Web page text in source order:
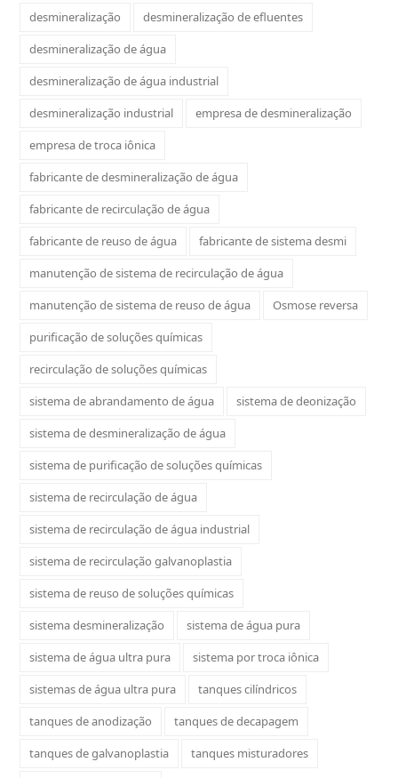
desmineralização
desmineralização de efluentes
desmineralização de água
desmineralização de água industrial
desmineralização industrial
empresa de desmineralização
empresa de troca iônica
fabricante de desmineralização de água
fabricante de recirculação de água
fabricante de reuso de água
fabricante de sistema desmi
manutenção de sistema de recirculação de água
manutenção de sistema de reuso de água
Osmose reversa
purificação de soluções químicas
recirculação de soluções químicas
sistema de abrandamento de água
sistema de deonização
sistema de desmineralização de água
sistema de purificação de soluções químicas
sistema de recirculação de água
sistema de recirculação de água industrial
sistema de recirculação galvanoplastia
sistema de reuso de soluções químicas
sistema desmineralização
sistema de água pura
sistema de água ultra pura
sistema por troca iônica
sistemas de água ultra pura
tanques cilíndricos
tanques de anodização
tanques de decapagem
tanques de galvanoplastia
tanques misturadores